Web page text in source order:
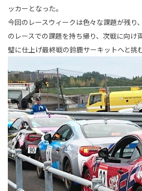
ッカーとなった。
今回のレースウィークは色々な課題が残り
のレースでの課題を持ち帰り、次戦に向け
璧に仕上げ最終戦の鈴鹿サーキットへと挑